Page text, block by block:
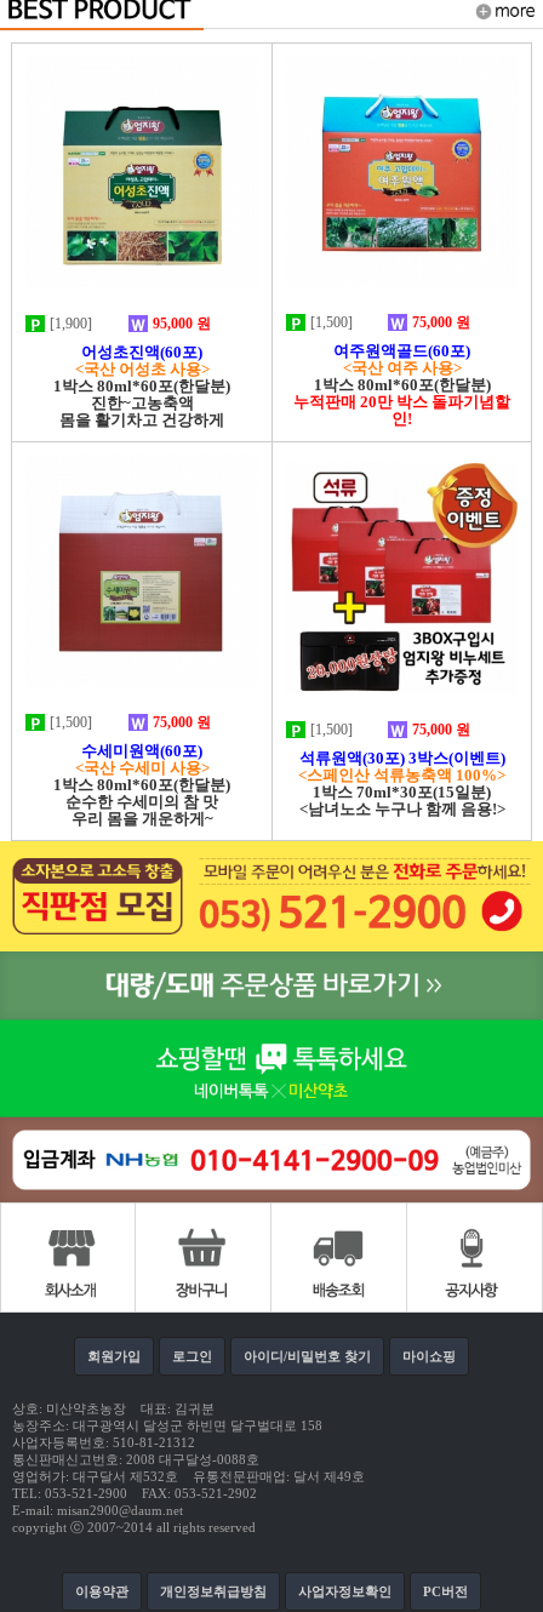
[1,900] 95,000 원
어성초진액(60포)
<국산 어성초 사용>
1박스 80ml*60포(한달분)
진한~고농축액
몸을 활기차고 건강하게
[1,500] 75,000 원
여주원액골드(60포)
<국산 여주 사용>
1박스 80ml*60포(한달분)
누적판매 20만 박스 돌파기념할
인!
[1,500] 75,000 원
수세미원액(60포)
<국산 수세미 사용>
1박스 80ml*60포(한달분)
순수한 수세미의 참 맛
우리 몸을 개운하게~
[1,500] 75,000 원
석류원액(30포) 3박스(이벤트)
<스페인산 석류농축액 100%>
1박스 70ml*30포(15일분)
<남녀노소 누구나 함께 음용!>
회원가입 로그인 아이디/비밀번호 찾기 마이쇼핑
상호: 미산약초농장 대표: 김귀분
농장주소: 대구광역시 달성군 하빈면 달구벌대로 158
사업자등록번호: 510-81-21312
통신판매신고번호: 2008 대구달성-0088호
영업허가: 대구달서 제532호 유통전문판매업: 달서 제49호
TEL: 053-521-2900 FAX: 053-521-2902
E-mail: misan2900@daum.net
copyright ⓒ 2007~2014 all rights reserved
이용약관 개인정보취급방침 사업자정보확인 PC버전